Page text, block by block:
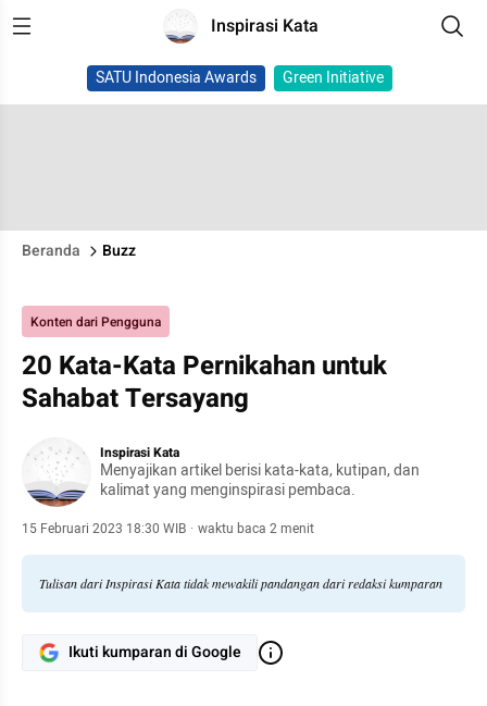
Inspirasi Kata
SATU Indonesia Awards Green Initiative
Beranda Buzz
Konten dari Pengguna
20 Kata-Kata Pernikahan untuk
Sahabat Tersayang
Inspirasi Kata
Menyajikan artikel berisi kata-kata, kutipan, dan
kalimat yang menginspirasi pembaca.
15 Februari 2023 18:30 WIB · waktu baca 2 menit
Tulisan dari Inspirasi Kata tidak mewakili pandangan dari redaksi kumparan
Ikuti kumparan di Google